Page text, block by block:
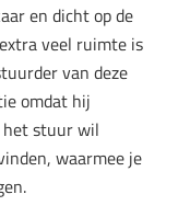
en dicht op de
veel ruimte is
van deze
omdat hij
het stuur wil
waarmee je